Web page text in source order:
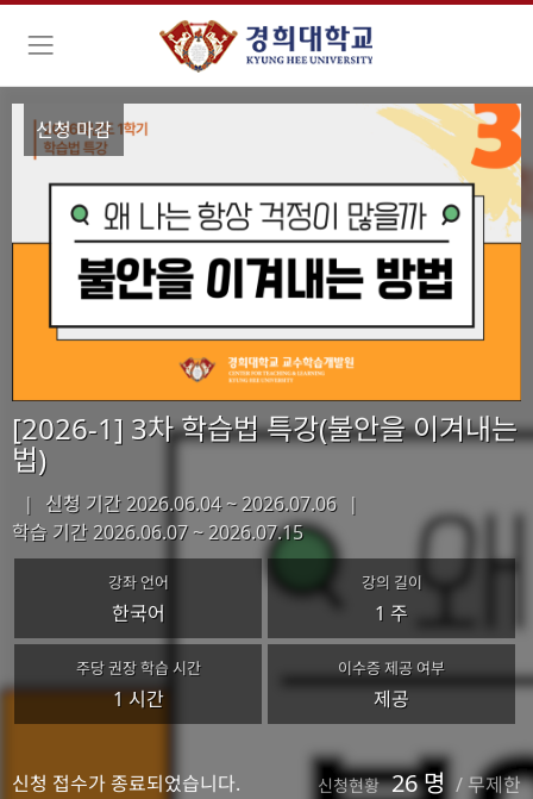
신청 마감
[2026-1] 3차 학습법 특강(불안을 이겨내는
법)
| 신청 기간 2026.06.04 ~ 2026.07.06 |
학습 기간2026.06.07 ~ 2026.07.15
강좌 언어
한국어
강의 길이
1 주
주당 권장 학습 시간
1 시간
이수증 제공 여부
제공
신청 접수가 종료되었습니다. 신청현황 26 명 / 무제한